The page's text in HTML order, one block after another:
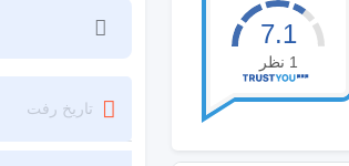
7.1
1 نظر